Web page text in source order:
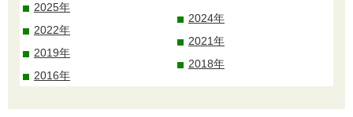
2025年
2022年
2019年
2016年
2024年
2021年
2018年